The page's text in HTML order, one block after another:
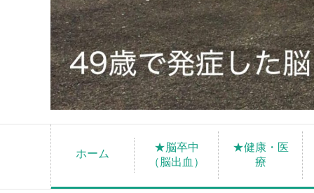
ホーム
★脳卒中
（脳出血）
★健康・医
療